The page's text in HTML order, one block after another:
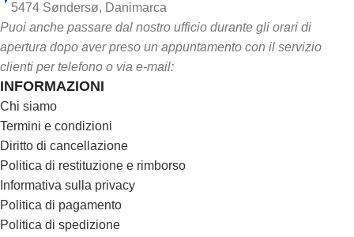
5474 Søndersø, Danimarca
Puoi anche passare dal nostro ufficio durante gli orari di
apertura dopo aver preso un appuntamento con il servizio
clienti per telefono o via e-mail:
INFORMAZIONI
Chi siamo
Termini e condizioni
Diritto di cancellazione
Politica di restituzione e rimborso
Informativa sulla privacy
Politica di pagamento
Politica di spedizione